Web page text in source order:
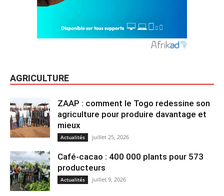
AGRICULTURE
ZAAP : comment le Togo redessine son
agriculture pour produire davantage et
mieux
Actualités juillet 25, 2026
Café-cacao : 400 000 plants pour 573
producteurs
Actualités juillet 9, 2026